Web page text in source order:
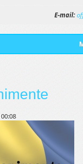
E-mail: